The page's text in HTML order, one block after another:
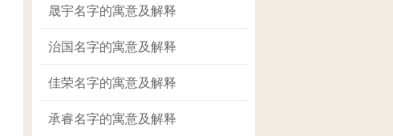
晟宇名字的寓意及解释
治国名字的寓意及解释
佳荣名字的寓意及解释
承睿名字的寓意及解释